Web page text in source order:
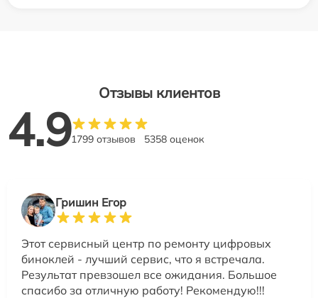
Отзывы клиентов
4.91799 отзывов 5358 оценок
Гришин Егор
Этот сервисный центр по ремонту цифровых
биноклей - лучший сервис, что я встречала.
Результат превзошел все ожидания. Большое
спасибо за отличную работу! Рекомендую!!!